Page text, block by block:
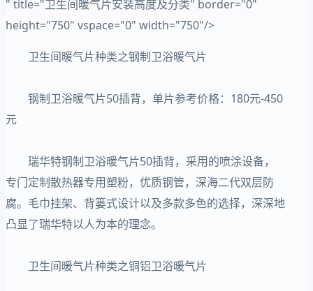
" title="卫生间暖气片安装高度及分类" border="0"
height="750" vspace="0" width="750"/>
卫生间暖气片种类之钢制卫浴暖气片
钢制卫浴暖气片50插背，单片参考价格：180元-450
元
瑞华特钢制卫浴暖气片50插背，采用的喷涂设备，
专门定制散热器专用塑粉，优质钢管，深海二代双层防
腐。毛巾挂架、背篓式设计以及多款多色的选择，深深地
凸显了瑞华特以人为本的理念。
卫生间暖气片种类之铜铝卫浴暖气片